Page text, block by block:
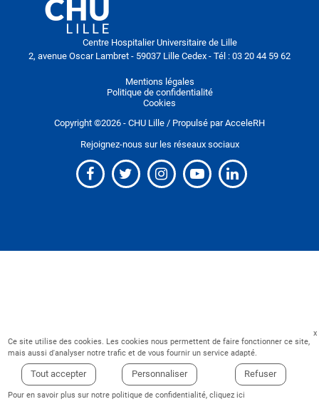
Ce site utilise des cookies. Les cookies nous permettent de faire fonctionner ce site,
mais aussi d'analyser notre trafic et de vous fournir un service adapté.
Tout accepter Personnaliser Refuser
Pour en savoir plus sur notre politique de confidentialité,cliquez ici
Centre Hospitalier Universitaire de Lille
2, avenue Oscar Lambret - 59037 Lille Cedex - Tél : 03 20 44 59 62
Mentions légales
Politique de confidentialité
Cookies
Copyright ©2026 - CHU Lille / Propulsé parAcceleRH
Rejoignez-nous sur les réseaux sociaux